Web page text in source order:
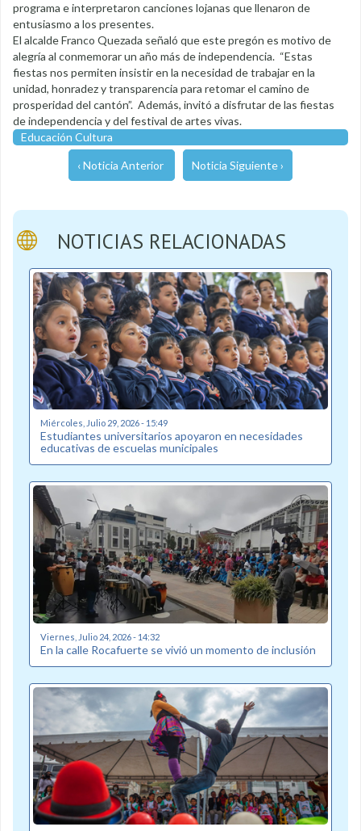
programa e interpretaron canciones lojanas que llenaron de
entusiasmo a los presentes.
El alcalde Franco Quezada señaló que este pregón es motivo de
alegría al conmemorar un año más de independencia. “Estas
fiestas nos permiten insistir en la necesidad de trabajar en la
unidad, honradez y transparencia para retomar el camino de
prosperidad del cantón”. Además, invitó a disfrutar de las fiestas
de independencia y del festival de artes vivas.
Educación Cultura
‹ Noticia Anterior Noticia Siguiente ›
NOTICIAS RELACIONADAS
Miércoles, Julio 29, 2026 - 15:49
Estudiantes universitarios apoyaron en necesidades
educativas de escuelas municipales
Viernes, Julio 24, 2026 - 14:32
En la calle Rocafuerte se vivió un momento de inclusión